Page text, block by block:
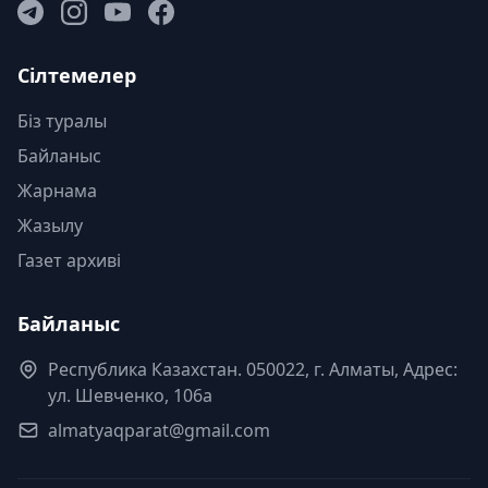
Сілтемелер
Біз туралы
Байланыс
Жарнама
Жазылу
Газет архиві
Байланыс
Республика Казахстан. 050022, г. Алматы, Адрес:
ул. Шевченко, 106а
almatyaqparat@gmail.com